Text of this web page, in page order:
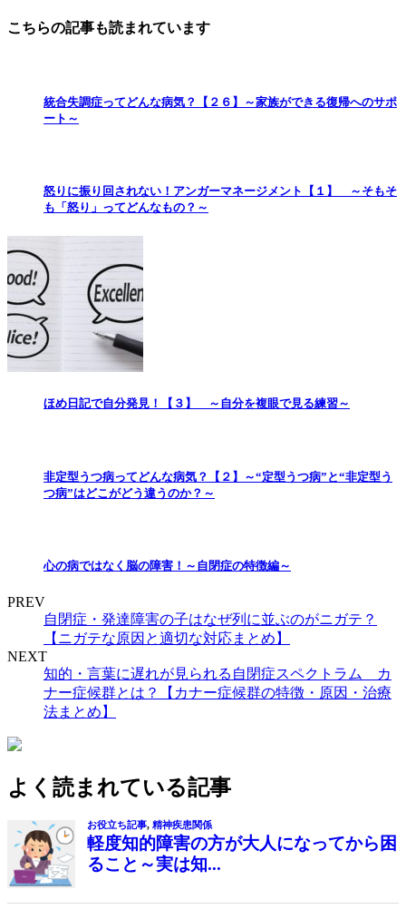
こちらの記事も読まれています
統合失調症ってどんな病気？【２６】～家族ができる復帰へのサポ
ート～
怒りに振り回されない！アンガーマネージメント【１】 ～そもそ
も「怒り」ってどんなもの？～
ほめ日記で自分発見！【３】 ～自分を複眼で見る練習～
非定型うつ病ってどんな病気？【２】～“定型うつ病”と“非定型う
つ病”はどこがどう違うのか？～
心の病ではなく脳の障害！～自閉症の特徴編～
PREV
自閉症・発達障害の子はなぜ列に並ぶのがニガテ？
【ニガテな原因と適切な対応まとめ】
NEXT
知的・言葉に遅れが見られる自閉症スペクトラム カ
ナー症候群とは？【カナー症候群の特徴・原因・治療
法まとめ】
よく読まれている記事
お役立ち記事, 精神疾患関係
軽度知的障害の方が大人になってから困
ること～実は知...